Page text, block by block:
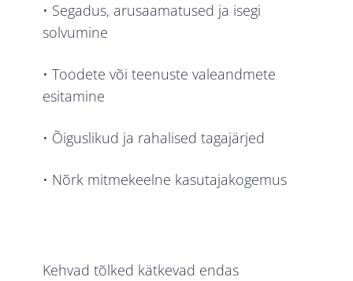
• Segadus, arusaamatused ja isegi
solvumine
• Toodete või teenuste valeandmete
esitamine
• Õiguslikud ja rahalised tagajärjed
• Nõrk mitmekeelne kasutajakogemus
Kehvad tõlked kätkevad endas